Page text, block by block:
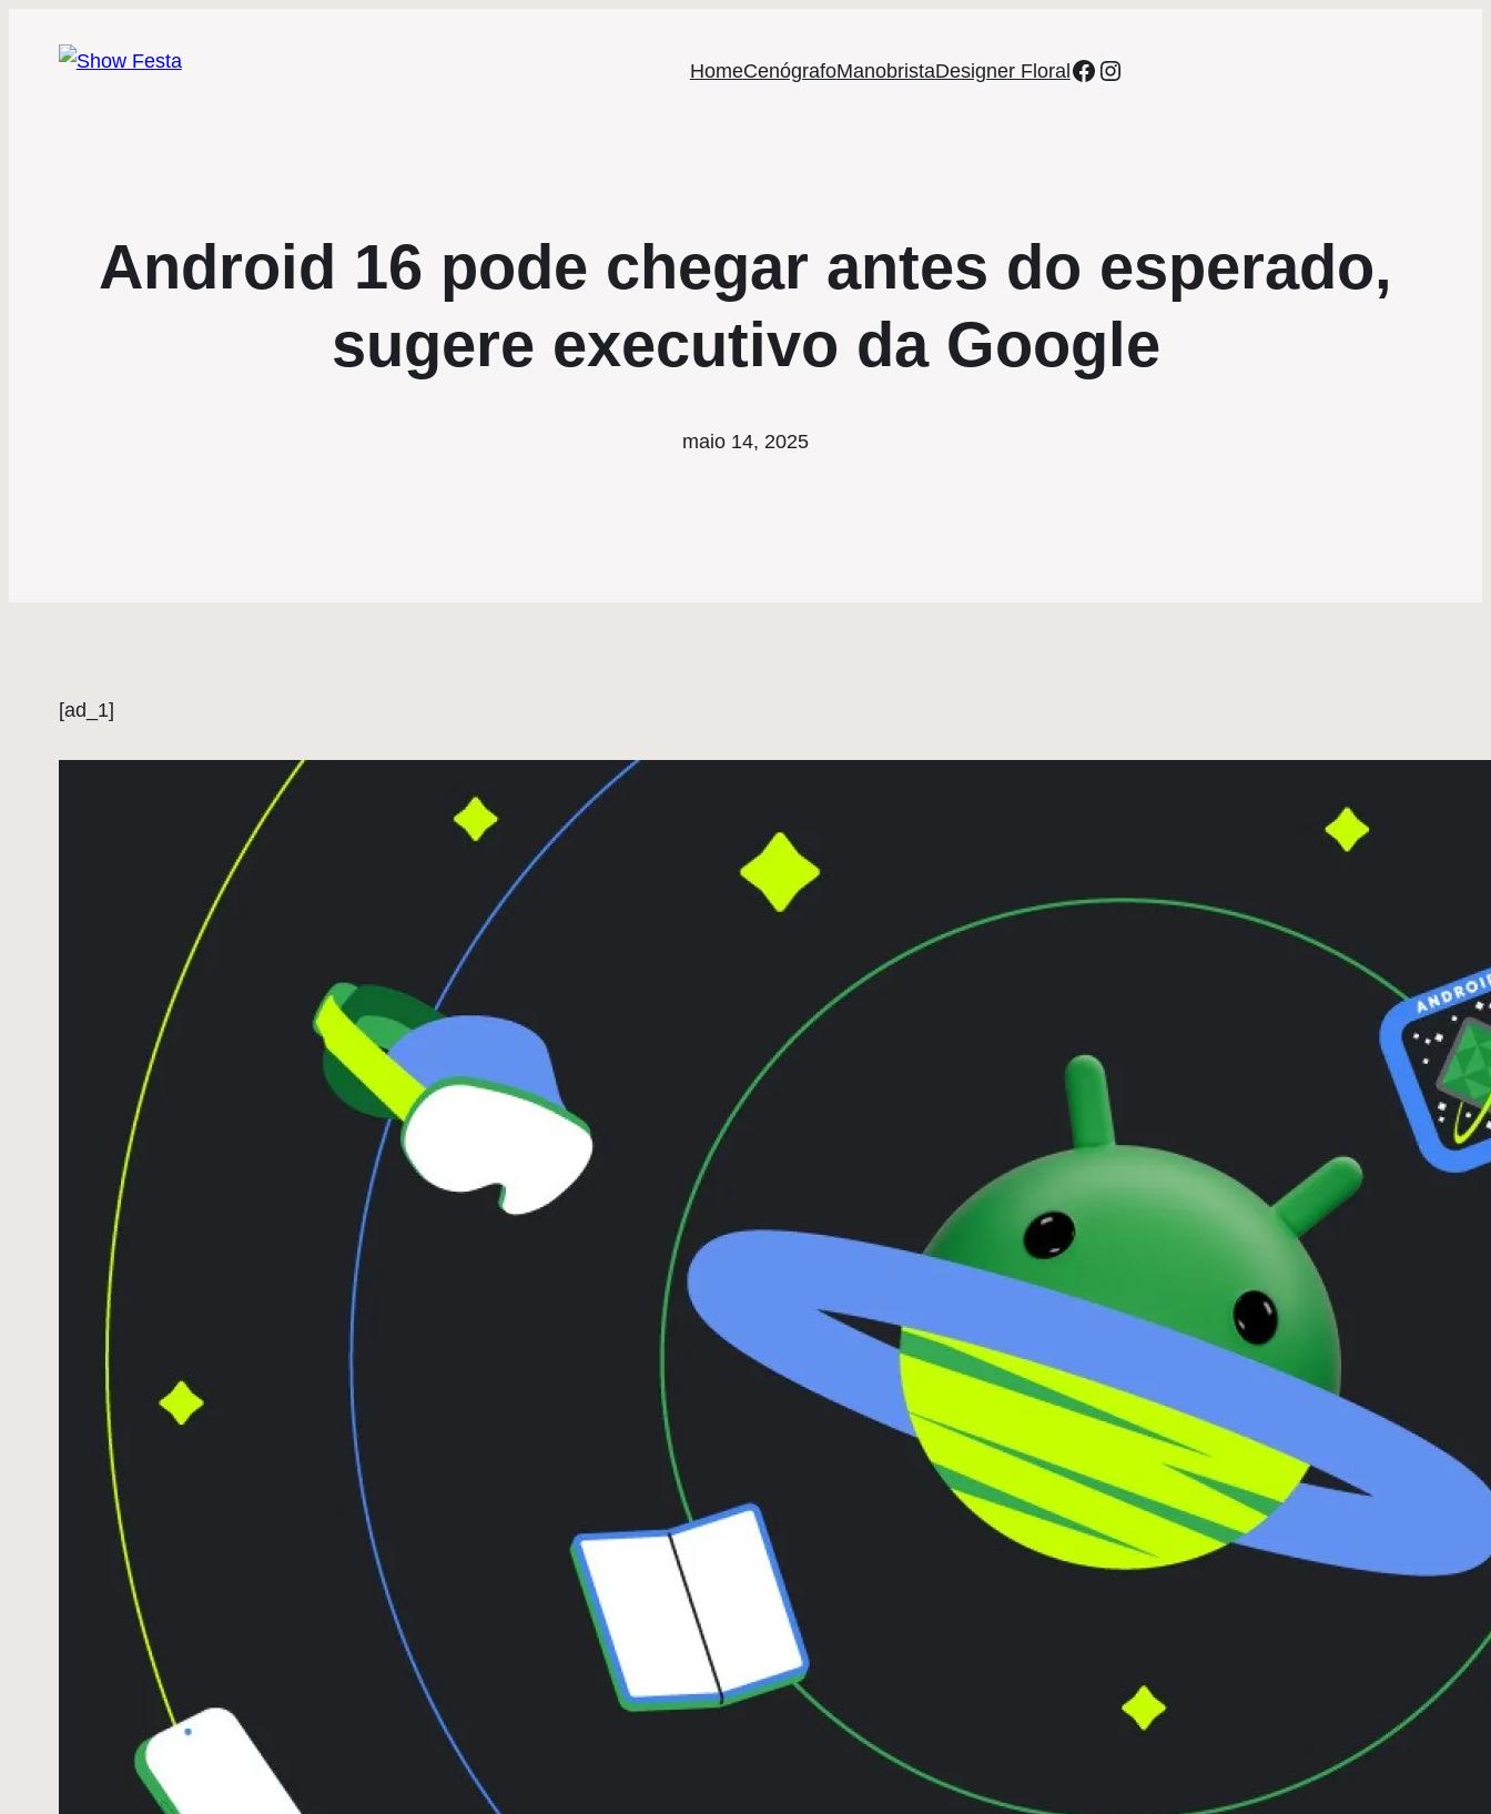
HomeCenógrafoManobristaDesigner FloralFacebook
Instagram
Android 16 pode chegar antes do esperado,
sugere executivo da Google
maio 14, 2025
[ad_1]